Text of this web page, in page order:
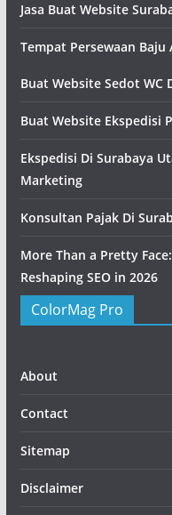
Jasa Buat Website
Tempat Persewaan
Buat Website Sedot WC
Buat Website Ekspedisi
Ekspedisi Di Surabaya
Marketing
Konsultan Pajak Di
More Than a Pretty
Reshaping SEO in 2026
ColorMag Pro
About
Contact
Sitemap
Disclaimer